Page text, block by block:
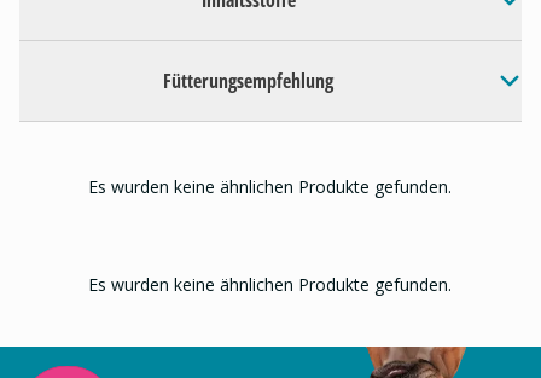
Fütterungsempfehlung
Es wurden keine ähnlichen Produkte gefunden.
Es wurden keine ähnlichen Produkte gefunden.